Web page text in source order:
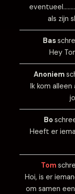
als zijn
Bas
Hey
Anoniem
Ik kom alleen
Bo
Heeft er
Tom
Hoi, is er
om samen